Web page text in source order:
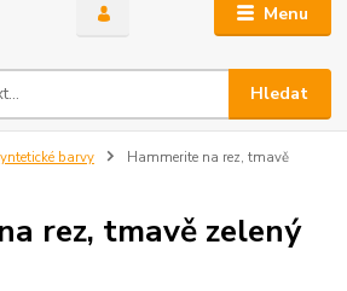
Menu
Hledat
barvy
Hammerite na rez, tmavě
rez, tmavě zelený